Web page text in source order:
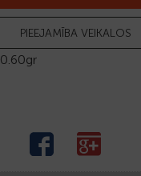
PIEEJAMĪBA VEIKALOS
0.60gr